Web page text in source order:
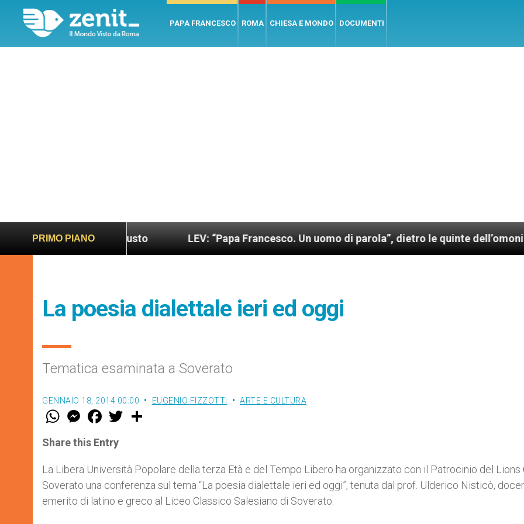
PAPA FRANCESCO ROMA CHIESA E MONDO DOCUMENTI
PRIMO PIANO
più sano e giusto LEV: “Papa Francesco. Un uomo di parola”, dietro le quinte dell’omonimo film di
La poesia dialettale ieri ed oggi
Tematica esaminata a Soverato
GENNAIO 18, 2014 00:00 EUGENIO FIZZOTTI ARTE E CULTURA
W
t
s
p
p
M
e
s
e
g
e
F
a
e
b
o
k
w
r
Share this Entry
La Libera Università Popolare della terza Età e del Tempo Libero ha organizzato con il Patrocinio del Lions
Soverato una conferenza sul tema “La poesia dialettale ieri ed oggi”, tenuta dal prof. Ulderico Nisticò,
emerito di latino e greco al Liceo Classico Salesiano di Soverato.